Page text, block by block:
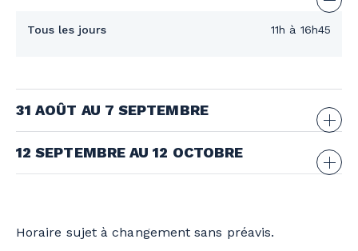
Tous les jours 11h à 16h45
31 AOÛT AU 7 SEPTEMBRE
31 août au 4 septembre
Fermé
12h à 16h45
12 SEPTEMBRE AU 12 OCTOBRE
Horaire sujet à changement sans préavis.